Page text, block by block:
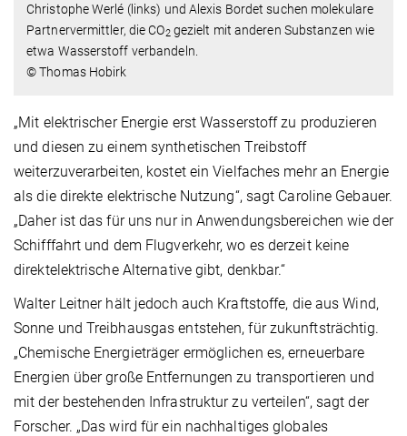
Christophe Werlé (links) und Alexis Bordet suchen molekulare
Partnervermittler, die CO2gezielt mit anderen Substanzen wie
etwa Wasserstoff verbandeln.
© Thomas Hobirk
„Mit elektrischer Energie erst Wasserstoff zu produzieren
und diesen zu einem synthetischen Treibstoff
weiterzuverarbeiten, kostet ein Vielfaches mehr an Energie
als die direkte elektrische Nutzung“, sagt Caroline Gebauer.
„Daher ist das für uns nur in Anwendungsbereichen wie der
Schifffahrt und dem Flugverkehr, wo es derzeit keine
direktelektrische Alternative gibt, denkbar.“
Walter Leitner hält jedoch auch Kraftstoffe, die aus Wind,
Sonne und Treibhausgas entstehen, für zukunftsträchtig.
„Chemische Energieträger ermöglichen es, erneuerbare
Energien über große Entfernungen zu transportieren und
mit der bestehenden Infrastruktur zu verteilen“, sagt der
Forscher. „Das wird für ein nachhaltiges globales